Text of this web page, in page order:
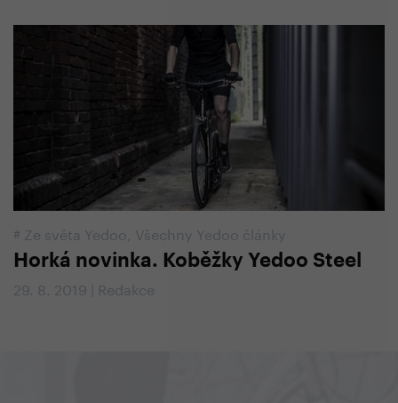
# Ze světa Yedoo Všechny Yedoo články
Horká novinka. Koběžky Yedoo Steel
29. 8. 2019 | Redakce